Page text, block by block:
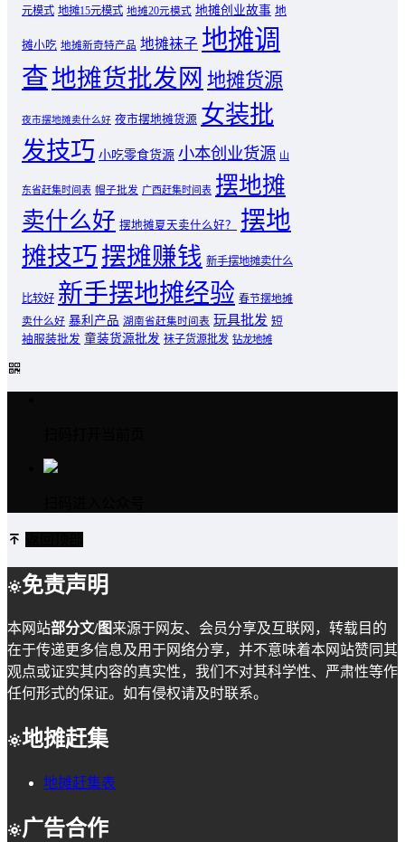
元模式 地摊15元模式 地摊20元模式 地摊创业故事 地
摊小吃 地摊新奇特产品 地摊袜子 地摊调
查地摊货批发网 地摊货源
夜市摆地摊卖什么好 夜市摆地摊货源 女装批
发技巧 小吃零食货源 小本创业货源 山
东省赶集时间表 帽子批发 广西赶集时间表 摆地摊
卖什么好 摆地摊夏天卖什么好？
摆地
摊技巧摆摊赚钱 新手摆地摊卖什么
比较好 新手摆地摊经验 春节摆地摊
卖什么好 暴利产品 湖南省赶集时间表 玩具批发 短
袖服装批发 童装货源批发 袜子货源批发 钻龙地摊
免责声明
本网站部分文/图来源于网友、会员分享及互联网，转载目的
在于传递更多信息及用于网络分享，并不意味着本网站赞同其
观点或证实其内容的真实性，我们不对其科学性、严肃性等作
任何形式的保证。如有侵权请及时联系。
地摊赶集
地摊赶集表
广告合作